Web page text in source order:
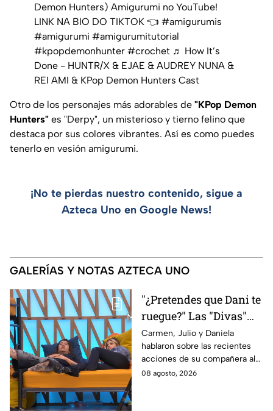
Demon Hunters) Amigurumi no YouTube!
LINK NA BIO DO TIKTOK 👈 #amigurumis
#amigurumi #amigurumitutorial
#kpopdemonhunter #crochet ♬ How It’s
Done - HUNTR/X & EJAE & AUDREY NUNA &
REI AMI & KPop Demon Hunters Cast
Otro de los personajes más adorables de "KPop Demon
Hunters" es "Derpy", un misterioso y tierno felino que
destaca por sus colores vibrantes. Así es como puedes
tenerlo en vesión amigurumi.
¡No te pierdas nuestro contenido, sigue a
Azteca Uno en Google News!
GALERÍAS Y NOTAS AZTECA UNO
"¿Pretendes que Dani te
ruegue?" Las "Divas"
lamentan el
comportamiento de
Michelle en MasterChef
24/7
Carmen, Julio y Daniela
hablaron sobre las recientes
acciones de su compañera al
interior del Mundo MasterChef
08 agosto, 2026